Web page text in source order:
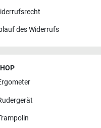
des Widerrufs